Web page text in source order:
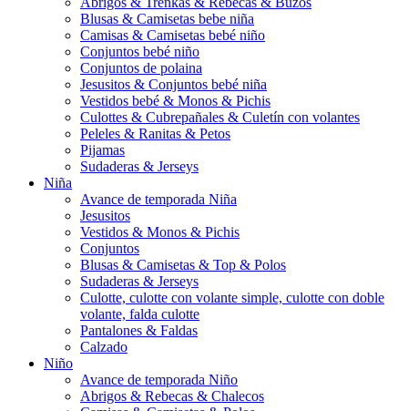
Blusas & Camisetas bebe niña
Camisas & Camisetas bebé niño
Conjuntos bebé niño
Conjuntos de polaina
Jesusitos & Conjuntos bebé niña
Vestidos bebé & Monos & Pichis
Culottes & Cubrepañales & Culetín con volantes
Peleles & Ranitas & Petos
Pijamas
Sudaderas & Jerseys
Niña
Avance de temporada Niña
Jesusitos
Vestidos & Monos & Pichis
Conjuntos
Blusas & Camisetas & Top & Polos
Sudaderas & Jerseys
Culotte, culotte con volante simple, culotte con doble
volante, falda culotte
Pantalones & Faldas
Calzado
Niño
Avance de temporada Niño
Abrigos & Rebecas & Chalecos